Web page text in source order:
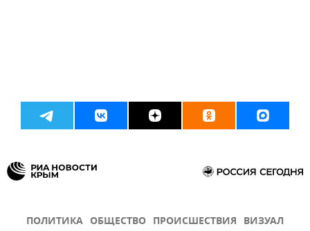
ПОЛИТИКА ОБЩЕСТВО ПРОИСШЕСТВИЯ ВИЗУАЛ